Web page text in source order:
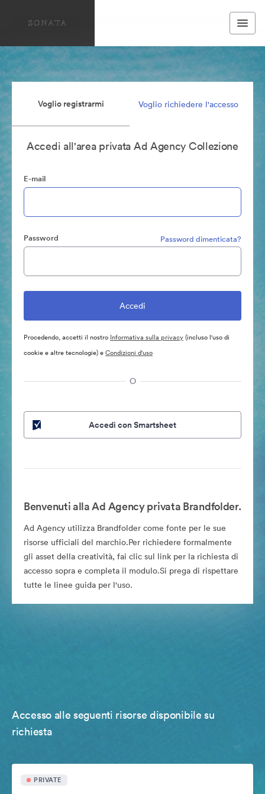
Voglio registrarmi Voglio richiedere l'accesso
Accedi all'area privata Ad Agency Collezione
E-mail
Password Password dimenticata?
Procedendo, accetti il nostro Informativa sulla privacy(incluso l'uso di
cookie e altre tecnologie) eCondizioni d'uso
O
Accedi con Smartsheet
Benvenuti alla Ad Agency privata Brandfolder.
Ad Agency utilizza Brandfolder come fonte per le sue
risorse ufficiali del marchio.Per richiedere formalmente
gli asset della creatività, fai clic sul link per la richiesta di
accesso sopra e completa il modulo.Si prega di rispettare
tutte le linee guida per l'uso.
Accesso alle seguenti risorse disponibile su
richiesta
PRIVATE